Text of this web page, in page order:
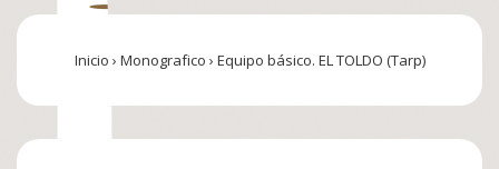
Inicio › Monografico › Equipo básico. EL TOLDO (Tarp)